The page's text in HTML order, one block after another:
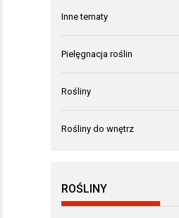
Inne tematy
Pielęgnacja roślin
Rośliny
Rośliny do wnętrz
ROŚLINY